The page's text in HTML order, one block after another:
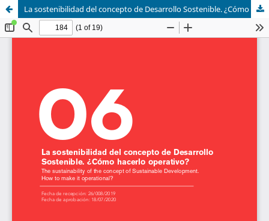
La sostenibilidad del concepto de Desarrollo Sostenible. ¿Cómo hacerlo operativo?